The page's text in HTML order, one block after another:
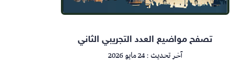
تصفح مواضيع العدد التجريبي الثاني
آخر تحديث : 24 مايو 2026